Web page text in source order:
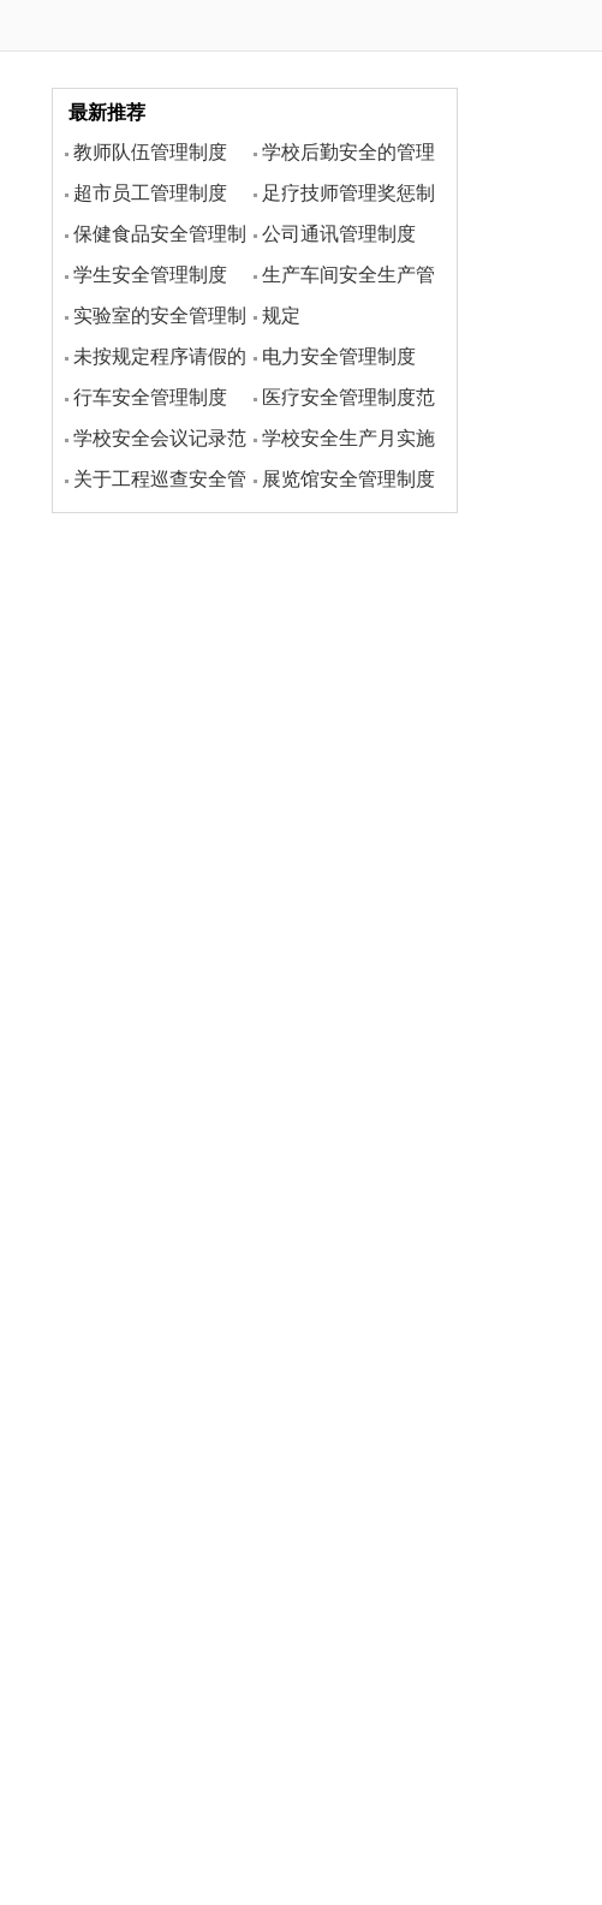
最新推荐
教师队伍管理制度
学校后勤安全的管理
制度
超市员工管理制度 足疗技师管理奖惩制
度
保健食品安全管理制
度
公司通讯管理制度
学生安全管理制度
生产车间安全生产管
理制度
实验室的安全管理制
度
规定
未按规定程序请假的
检讨书
电力安全管理制度
行车安全管理制度
医疗安全管理制度范
本
学校安全会议记录范
文
学校安全生产月实施
方案
关于工程巡查安全管 展览馆安全管理制度